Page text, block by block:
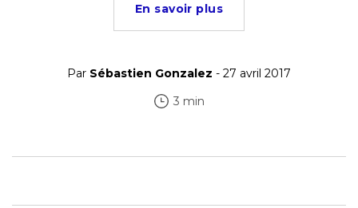
En savoir plus
Par Sébastien Gonzalez - 27 avril 2017
3 min